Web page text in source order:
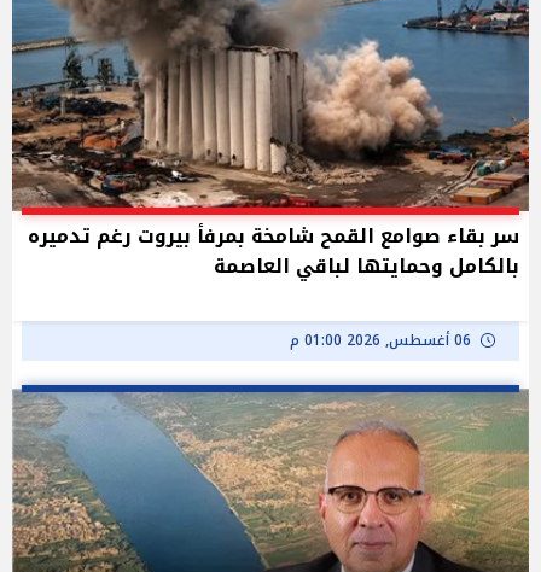
سر بقاء صوامع القمح شامخة بمرفأ بيروت رغم تدميره
بالكامل وحمايتها لباقي العاصمة
06 أغسطس, 2026 01:00 م